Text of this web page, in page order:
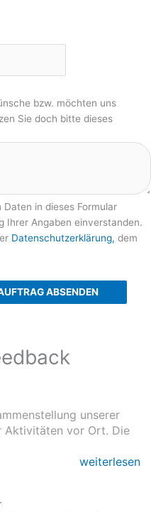
bzw. möchten uns
Sie doch bitte dieses
in dieses Formular
Ihrer Angaben einverstanden.
Datenschutzerklärung, dem
ABSENDEN
unserer
Aktivitäten vor Ort. Die
weiterlesen